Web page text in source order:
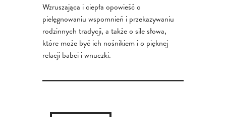
Wzruszająca i ciepła opowieść o
pielęgnowaniu wspomnień i przekazywaniu
rodzinnych tradycji, a także o sile słowa,
które może być ich nośnikiem i o pięknej
relacji babci i wnuczki.